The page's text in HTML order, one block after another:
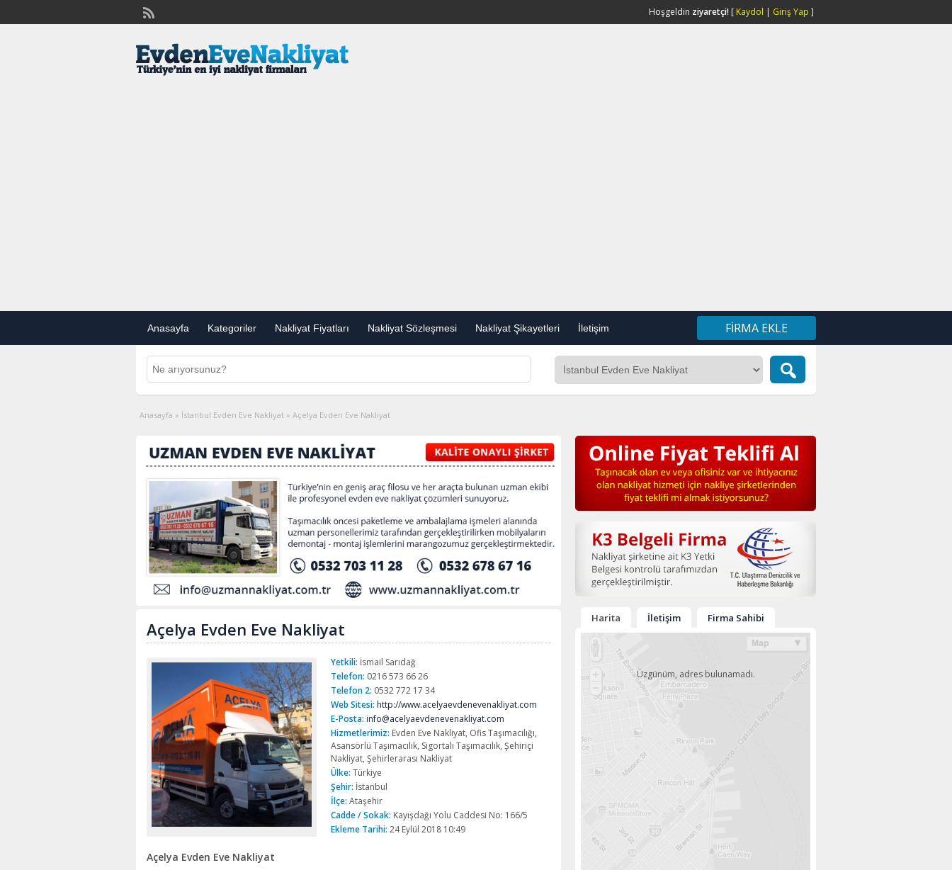
Hoşgeldin ziyaretçi! [ Kaydol | Giriş Yap ]
Anasayfa Kategoriler Nakliyat Fiyatları Nakliyat Sözleşmesi Nakliyat Şikayetleri İletişim FIRMA EKLE
Anasayfa » İstanbul Evden Eve Nakliyat » Açelya Evden Eve Nakliyat
Açelya Evden Eve Nakliyat
Yetkili: İsmail Sarıdağ
Telefon: 0216 573 66 26
Telefon 2: 0532 772 17 34
Web Sitesi: http://www.acelyaevdenevenakliyat.com
E-Posta: info@acelyaevdenevenakliyat.com
Hizmetlerimiz: Evden Eve Nakliyat, Ofis Taşımacılığı,
Asansörlü Taşımacılık, Sigortalı Taşımacılık, Şehiriçi
Nakliyat, Şehirlerarası Nakliyat
Ülke: Türkiye
Şehir: İstanbul
İlçe: Ataşehir
Cadde / Sokak: Kayışdağı Yolu Caddesi No: 166/5
Ekleme Tarihi: 24 Eylül 2018 10:49
Açelya Evden Eve Nakliyat
Harita İletişim Firma Sahibi
Üzgünüm, adres bulunamadı.